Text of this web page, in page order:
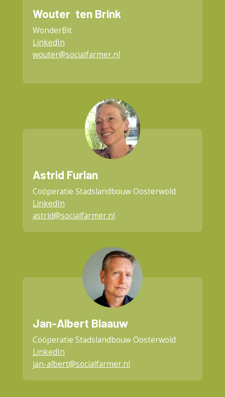
Wouter ten Brink
WonderBit
LinkedIn
wouter@socialfarmer.nl
Astrid Furlan
Coöperatie Stadslandbouw Oosterwold
LinkedIn
astrid@socialfarmer.nl
Jan-Albert Blaauw
Coöperatie Stadslandbouw Oosterwold
LinkedIn
jan-albert@socialfarmer.nl